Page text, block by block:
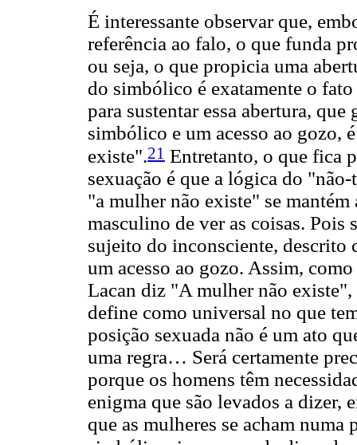
É interessante observar que,
referência ao falo, o que funda
ou seja, o que propicia uma
do simbólico é exatamente o
para sustentar essa abertura,
simbólico e um acesso ao gozo,
existe".21 Entretanto, o que fica
sexuação é que a lógica do
"a mulher não existe" se
masculino de ver as coisas. Pois
sujeito do inconsciente, descrito
um acesso ao gozo. Assim,
Lacan diz "A mulher não existe",
define como universal no que
posição sexuada não é um ato
uma regra… Será certamente
porque os homens têm
enigma que são levados a dizer,
que as mulheres se acham numa